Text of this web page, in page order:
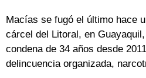
Macías se fugó el último hace
cárcel del Litoral, en
condena de 34 años desde
delincuencia organizada,